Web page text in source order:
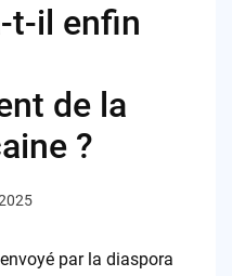
t-il enfin
de la
?
par la diaspora